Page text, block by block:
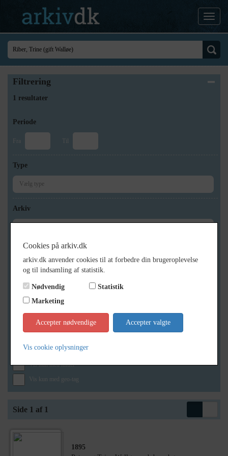
Filtrering
1 resultater
Periode
Fra Til
Type
Arkiv
Geografi
Generelt
Vis kun med billeder
Vis kun med lydklip
Vis kun med kilder
Vis kun med geo-tag
Side 1 af 1
1895
Cookies på arkiv.dk
arkiv.dk anvender cookies til at forbedre din brugeroplevelse
og til indsamling af statistik.
Nødvendig
Statistik
Marketing
Accepter nødvendige Accepter valgte
Vis cookie oplysninger